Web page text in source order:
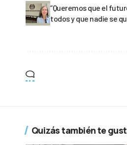
“Queremos que el
todos y que nadie se
Quizás también te